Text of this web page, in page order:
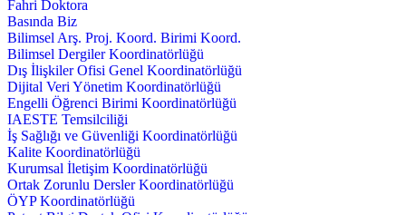
Fahri Doktora
Basında Biz
Bilimsel Arş. Proj. Koord. Birimi Koord.
Bilimsel Dergiler Koordinatörlüğü
Dış İlişkiler Ofisi Genel Koordinatörlüğü
Dijital Veri Yönetim Koordinatörlüğü
Engelli Öğrenci Birimi Koordinatörlüğü
IAESTE Temsilciliği
İş Sağlığı ve Güvenliği Koordinatörlüğü
Kalite Koordinatörlüğü
Kurumsal İletişim Koordinatörlüğü
Ortak Zorunlu Dersler Koordinatörlüğü
ÖYP Koordinatörlüğü